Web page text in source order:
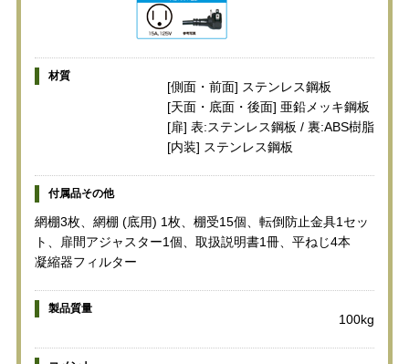
材質
[側面・前面] ステンレス鋼板
[天面・底面・後面] 亜鉛メッキ鋼板
[扉] 表:ステンレス鋼板 / 裏:ABS樹脂
[内装] ステンレス鋼板
付属品その他
網棚3枚、網棚 (底用) 1枚、棚受15個、転倒防止金具1セッ
ト、扉間アジャスター1個、取扱説明書1冊、平ねじ4本
凝縮器フィルター
製品質量
100kg